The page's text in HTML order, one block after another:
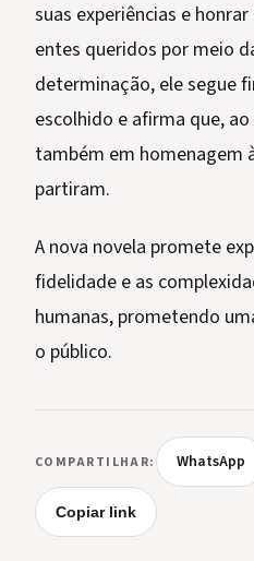
suas experiências e
entes queridos por meio
determinação, ele segue
escolhido e afirma que,
também em homenagem
partiram.
A nova novela promete
fidelidade e as
humanas, prometendo
o público.
COMPARTILHAR: WhatsApp
Copiar link